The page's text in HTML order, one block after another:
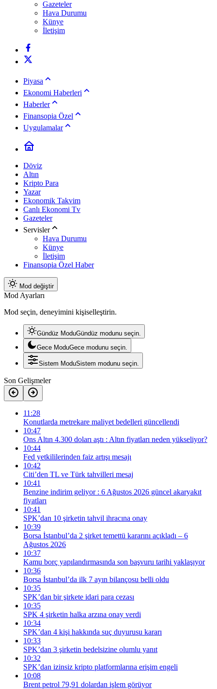
Gazeteler
Hava Durumu
Künye
İletişim
Piyasa
Ekonomi Haberleri
Haberler
Finansopia Özel
Uygulamalar
Döviz
Altın
Kripto Para
Yazar
Ekonomik Takvim
Canlı Ekonomi Tv
Gazeteler
Servisler
Hava Durumu
Künye
İletişim
Finansopia Özel Haber
Mod değiştir
Mod Ayarları
Mod seçin, deneyimini kişiselleştirin.
Gündüz ModuGündüz modunu seçin.
Gece ModuGece modunu seçin.
Sistem ModuSistem modunu seçin.
Son Gelişmeler
11:28
Konutlarda metrekare maliyet bedelleri güncellendi
10:47
Ons Altın 4.300 doları aştı : Altın fiyatları neden yükseliyor?
10:44
Fed yetkililerinden faiz artışı mesajı
10:42
Citi’den TL ve Türk tahvilleri mesaj
10:41
Benzine indirim geliyor : 6 Ağustos 2026 güncel akaryakıt
fiyatları
10:41
SPK’dan 10 şirketin tahvil ihracına onay
10:39
Borsa İstanbul’da 2 şirket temettü kararını açıkladı – 6
Ağustos 2026
10:37
Kamu borç yapılandırmasında son başvuru tarihi yaklaşıyor
10:36
Borsa İstanbul’da ilk 7 ayın bilançosu belli oldu
10:35
SPK’dan bir şirkete idari para cezası
10:35
SPK 4 şirketin halka arzına onay verdi
10:34
SPK’dan 4 kişi hakkında suç duyurusu kararı
10:33
SPK’dan 3 şirketin bedelsizine olumlu yanıt
10:32
SPK’dan izinsiz kripto platformlarına erişim engeli
10:08
Brent petrol 79,91 dolardan işlem görüyor